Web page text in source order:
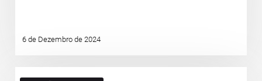
6 de Dezembro de 2024